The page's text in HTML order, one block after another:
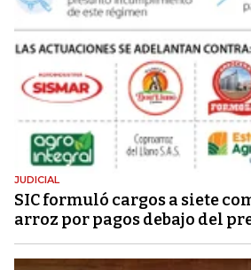
JUDICIAL
SIC formuló cargos a siete
arroz por pagos debajo del